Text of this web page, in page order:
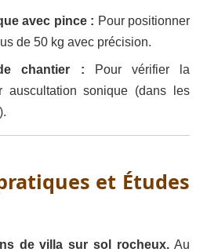
avec pince : Pour positionner
de 50 kg avec précision.
chantier : Pour vérifier la
auscultation sonique (dans les
et Études
de villa sur sol rocheux. Au